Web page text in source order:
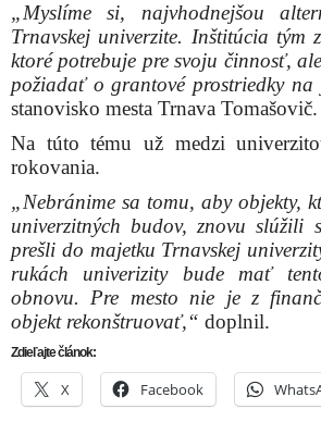
„Myslíme si, najvhodnejšou
Trnavskej univerzite. Inštitúcia tým
ktoré potrebuje pre svoju činnosť,
požiadať o grantové prostriedky na
stanovisko mesta Trnava Tomašovič.
Na túto tému už medzi
rokovania.
„Nebránime sa tomu, aby objekty,
univerzitných budov, znovu slúžili
prešli do majetku Trnavskej
rukách univerizity bude mať
obnovu. Pre mesto nie je z
objekt rekonštruovať,“ doplnil.
Zdieľajte článok:
X Facebook